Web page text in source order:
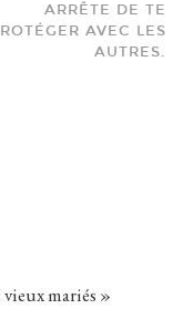
ARRÊTE DE TE
AVEC LES
AUTRES.
mariés »